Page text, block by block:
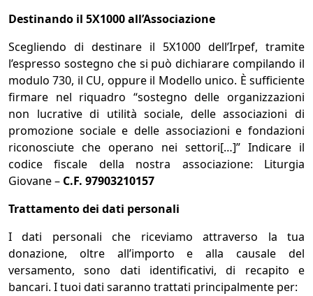
Destinando il 5X1000 all’Associazione
Scegliendo di destinare il 5X1000 dell’Irpef, tramite
l’espresso sostegno che si può dichiarare compilando il
modulo 730, il CU, oppure il Modello unico. È sufficiente
firmare nel riquadro “sostegno delle organizzazioni
non lucrative di utilità sociale, delle associazioni di
promozione sociale e delle associazioni e fondazioni
riconosciute che operano nei settori[…]” Indicare il
codice fiscale della nostra associazione: Liturgia
Giovane – C.F. 97903210157
Trattamento dei dati personali
I dati personali che riceviamo attraverso la tua
donazione, oltre all’importo e alla causale del
versamento, sono dati identificativi, di recapito e
bancari. I tuoi dati saranno trattati principalmente per: